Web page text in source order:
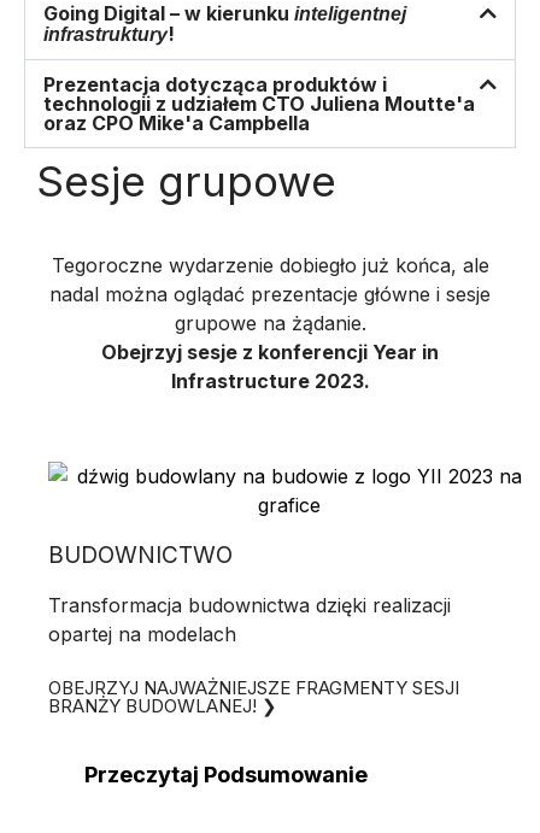
D
E
O
Going Digital – w kierunku inteligentnej
infrastruktury!
Prezentacja dotycząca produktów i
technologii z udziałem CTO Juliena Moutte'a
oraz CPO Mike'a Campbella
Sesje grupowe
Tegoroczne wydarzenie dobiegło już końca, ale
nadal można oglądać prezentacje główne i sesje
grupowe na żądanie.
Obejrzyj sesje z konferencji Year in
Infrastructure 2023.
BUDOWNICTWO
Transformacja budownictwa dzięki realizacji
opartej na modelach
OBEJRZYJ NAJWAŻNIEJSZE FRAGMENTY SESJI
BRANŻY BUDOWLANEJ! ❯
Przeczytaj Podsumowanie